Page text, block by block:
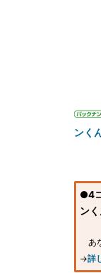
ンく
●4
ン
あ
→詳